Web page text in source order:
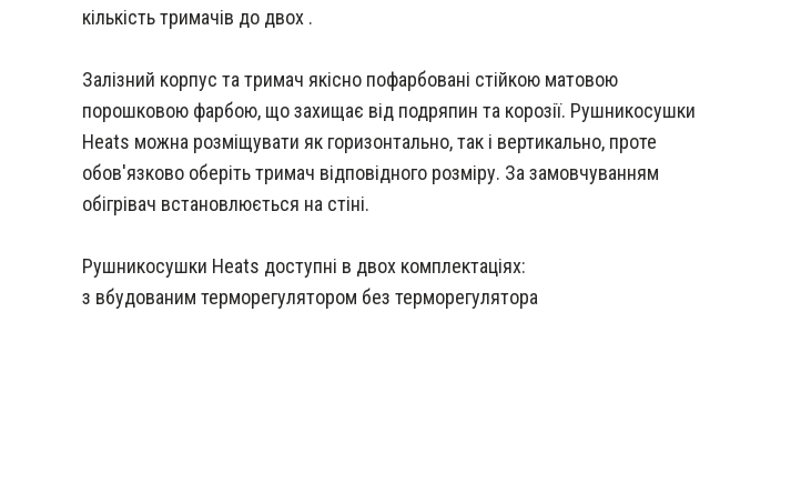
кількість тримачів до двох .
Залізний корпус та тримач якісно пофарбовані стійкою матовою
порошковою фарбою, що захищає від подряпин та корозії. Рушникосушки
Heats можна розміщувати як горизонтально, так і вертикально, проте
обов'язково оберіть тримач відповідного розміру. За замовчуванням
обігрівач встановлюється на стіні.
Рушникосушки Heats доступні в двох комплектаціях:
з вбудованим терморегулятором без терморегулятора